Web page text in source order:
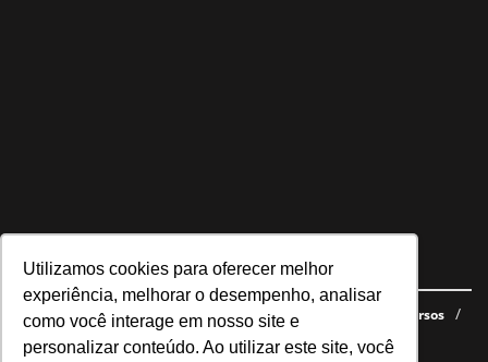
Utilizamos cookies para oferecer melhor
experiência, melhorar o desempenho, analisar
como você interage em nosso site e
personalizar conteúdo. Ao utilizar este site, você
Navegue no site
Últimas notícias Quem somos E-books gratuitos
Cursos
Política de privacidade